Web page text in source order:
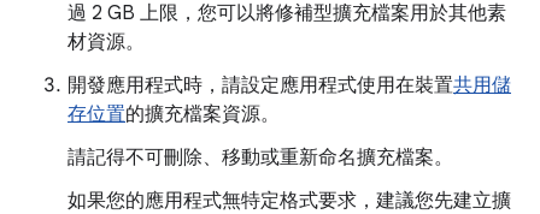
過 2 GB 上限，您可以將修補型擴充檔案用於其他素
材資源。
開發應用程式時，請設定應用程式使用在裝置共用儲
存位置的擴充檔案資源。
請記得不可刪除、移動或重新命名擴充檔案。
如果您的應用程式無特定格式要求，建議您先建立擴